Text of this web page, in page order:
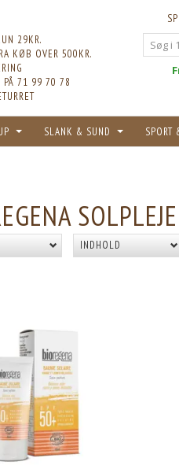
29KR.
KØB OVER 500KR.
PÅ 71 99 70 78
SLANK & SUND SPORT
SOLPLEJE
INDHOLD